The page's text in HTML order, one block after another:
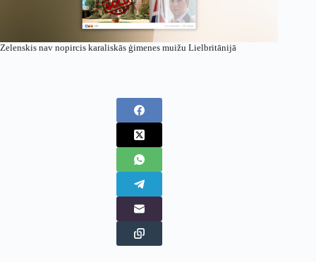
Zelenskis nav nopircis karaliskās ģimenes muižu Lielbritānijā